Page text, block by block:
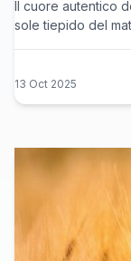
Il cuore autentico
sole tiepido del
13 Oct 2025